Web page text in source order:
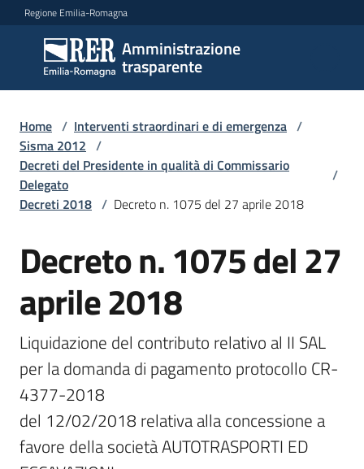
Vai al contenuto
Vai alla navigazione
Vai al footer
Regione Emilia-Romagna
Amministrazione
trasparente
Amministrazione
trasparente
Sottosezioni
Accesso
Home / Interventi straordinari e di emergenza /
Sisma 2012 /
Decreti del Presidente in qualità di Commissario
Delegato
/
Decreti 2018 / Decreto n. 1075 del 27 aprile 2018
Decreto n. 1075 del 27
aprile 2018
Liquidazione del contributo relativo al II SAL
per la domanda di pagamento protocollo CR-
4377-2018
del 12/02/2018 relativa alla concessione a
favore della società AUTOTRASPORTI ED